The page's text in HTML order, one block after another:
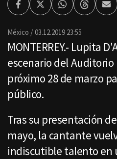
FacebookTwitterWhatsappThreads
por
México 03.12.2019 23:55
MONTERREY.- Lupita
escenario del Auditorio
próximo 28 de marzo
público.
Tras su presentación
mayo, la cantante
indiscutible talento en